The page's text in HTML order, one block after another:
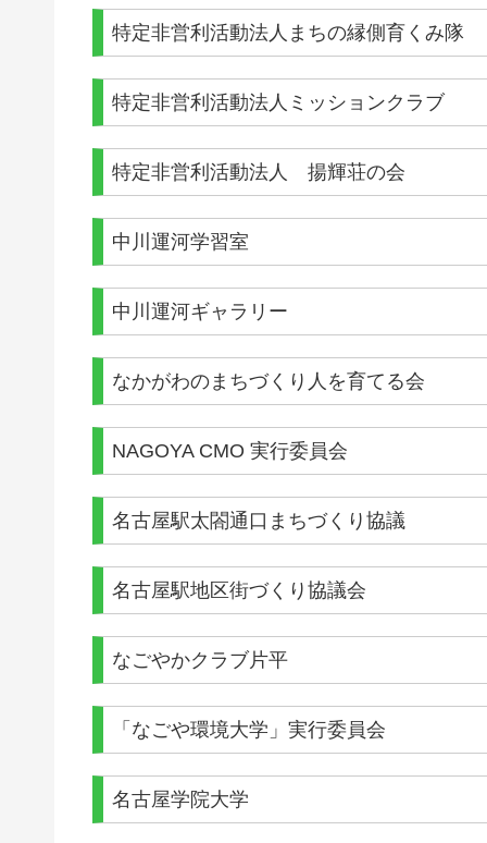
特定非営利活動法人まちの縁側育くみ隊
特定非営利活動法人ミッションクラブ
特定非営利活動法人 揚輝荘の会
中川運河学習室
中川運河ギャラリー
なかがわのまちづくり人を育てる会
NAGOYA CMO 実行委員会
名古屋駅太閤通口まちづくり協議
名古屋駅地区街づくり協議会
なごやかクラブ片平
「なごや環境大学」実行委員会
名古屋学院大学